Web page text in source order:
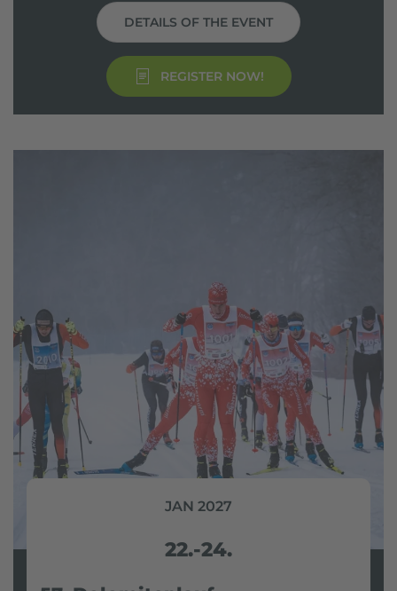
DETAILS OF THE EVENT
REGISTER NOW!
JAN 2027
22.-24.